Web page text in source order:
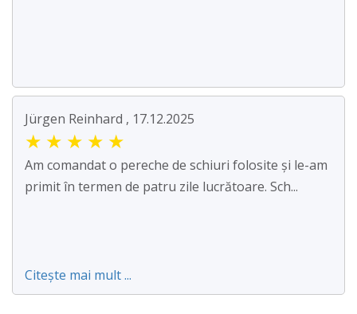
Jürgen Reinhard , 17.12.2025
★ ★ ★ ★ ★
Am comandat o pereche de schiuri folosite și le-am
primit în termen de patru zile lucrătoare. Sch...
Citește mai mult ...